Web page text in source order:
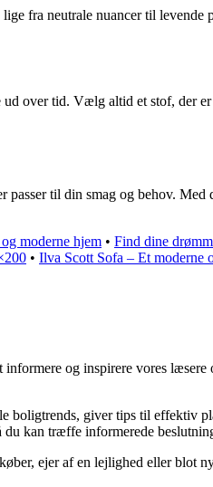
fra neutrale nuancer til
over tid. Vælg altid et stof, der
til din smag og behov. Med
moderne hjem • Find dine
• Ilva Scott Sofa – Et moderne
og inspirere vores læsere
giver tips til effektiv
du kan træffe informerede
ejer af en lejlighed eller blot